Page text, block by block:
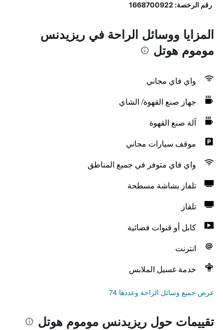
رقم الرخصة: 1668700922
المزايا ووسائل الراحة في ريزيدنس
موموم هوتل
واي فاي مجاني
جهاز صنع القهوة/ الشاي
آلة صنع القهوة
موقف سيارات مجاني
واي فاي متوفر في جميع المناطق
تلفاز بشاشة مسطحة
تلفاز
كابل أو قنوات فضائية
انترنت
خدمة غسيل الملابس
عرض جميع وسائل الراحة وعددها 74
تقييمات حول ريزيدنس موموم هوتل